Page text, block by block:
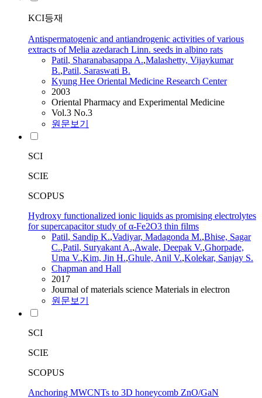
KCI등재
Antispermatogenic and antiandrogenic activities of various
extracts of Melia azedarach Linn. seeds in albino rats
Patil, Sharanabasappa A.,Malashetty, Vijaykumar
B.,Patil, Saraswati B.
Kyung Hee Oriental Medicine Research Center
2003
Oriental Pharmacy and Experimental Medicine
Vol.3 No.3
원문보기
SCI
SCIE
SCOPUS
Hydroxy functionalized ionic liquids as promising electrolytes
for supercapacitor study of α-Fe2O3 thin films
Patil, Sandip K.,Vadiyar, Madagonda M.,Bhise, Sagar
C.,Patil, Suryakant A.,Awale, Deepak V.,Ghorpade,
Uma V.,Kim, Jin H.,Ghule, Anil V.,Kolekar, Sanjay S.
Chapman and Hall
2017
Journal of materials science Materials in electron
원문보기
SCI
SCIE
SCOPUS
Anchoring MWCNTs to 3D honeycomb ZnO/GaN